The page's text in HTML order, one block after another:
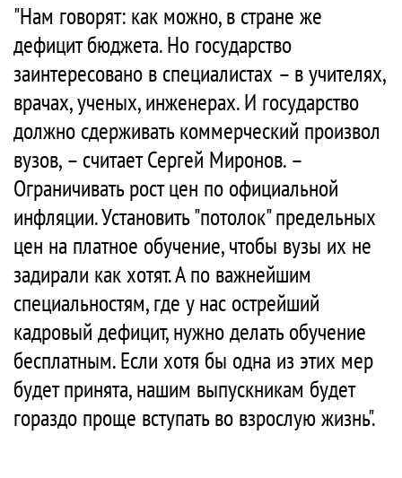
"Нам говорят: как можно, в стране же
дефицит бюджета. Но государство
заинтересовано в специалистах – в учителях,
врачах, ученых, инженерах. И государство
должно сдерживать коммерческий произвол
вузов, – считает Сергей Миронов. –
Ограничивать рост цен по официальной
инфляции. Установить "потолок" предельных
цен на платное обучение, чтобы вузы их не
задирали как хотят. А по важнейшим
специальностям, где у нас острейший
кадровый дефицит, нужно делать обучение
бесплатным. Если хотя бы одна из этих мер
будет принята, нашим выпускникам будет
гораздо проще вступать во взрослую жизнь".